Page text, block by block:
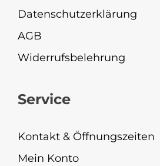
Datenschutzerklärung
AGB
Widerrufsbelehrung
Service
Kontakt & Öffnungszeiten
Mein Konto